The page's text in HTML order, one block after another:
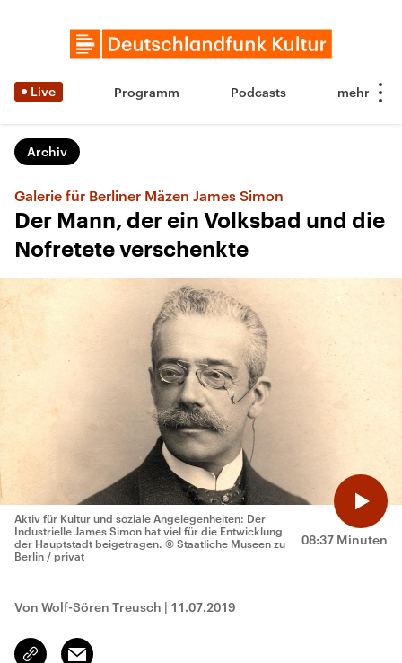
Live Programm Podcasts
Archiv
Galerie für Berliner Mäzen James Simon
Der Mann, der ein Volksbad und die
Nofretete verschenkte
08:37 Minuten
Aktiv für Kultur und soziale Angelegenheiten: Der
Industrielle James Simon hat viel für die Entwicklung
der Hauptstadt beigetragen. © Staatliche Museen zu
Berlin / privat
Von Wolf-Sören Treusch | 11.07.2019
Link
Email